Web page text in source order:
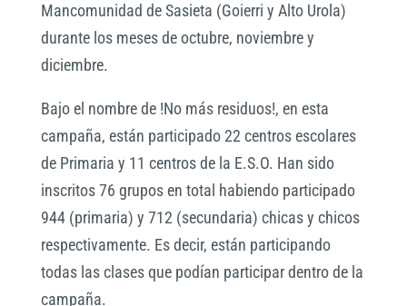
Mancomunidad de Sasieta (Goierri y Alto Urola)
durante los meses de octubre, noviembre y
diciembre.
Bajo el nombre de !No más residuos!, en esta
campaña, están participado 22 centros escolares
de Primaria y 11 centros de la E.S.O. Han sido
inscritos 76 grupos en total habiendo participado
944 (primaria) y 712 (secundaria) chicas y chicos
respectivamente. Es decir, están participando
todas las clases que podían participar dentro de la
campaña.